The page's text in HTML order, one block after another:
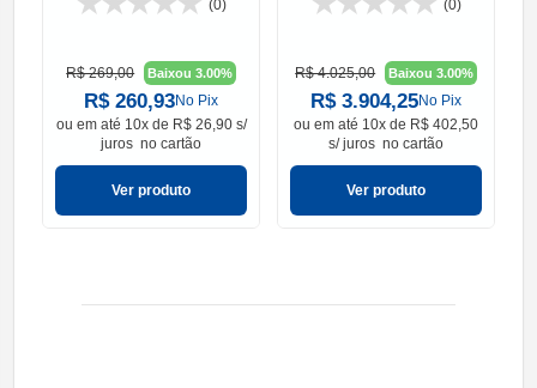
(0)
R$ 269,00 Baixou 3.00%
R$ 260,93No Pix
ou ematé 10x de R$ 26,90 s/
juros no cartão
Ver produto
(0)
R$ 4.025,00 Baixou 3.00%
R$ 3.904,25No Pix
ou em até 10x de R$ 402,50
s/ juros no cartão
Ver produto